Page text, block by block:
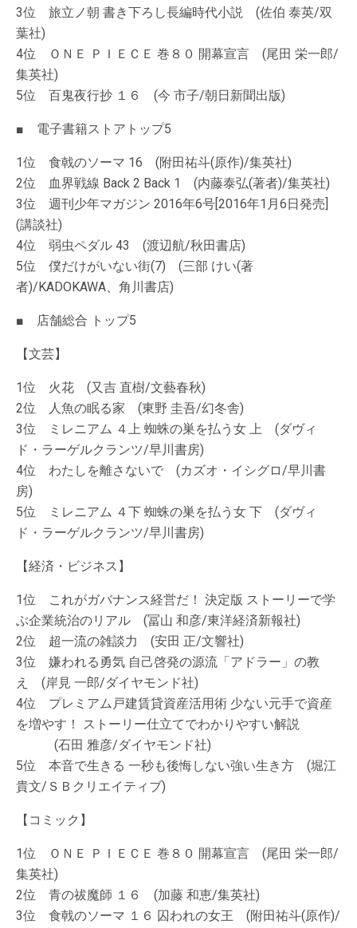
3位 旅立ノ朝 書き下ろし長編時代小説 (佐伯 泰英/双
葉社)
4位 ＯＮＥ ＰＩＥＣＥ 巻８０ 開幕宣言 (尾田 栄一郎/
集英社)
5位 百鬼夜行抄 １６ (今 市子/朝日新聞出版)
■ 電子書籍ストアトップ5
1位 食戟のソーマ 16 (附田祐斗(原作)/集英社)
2位 血界戦線 Back 2 Back 1 (内藤泰弘(著者)/集英社)
3位 週刊少年マガジン 2016年6号[2016年1月6日発売]
(講談社)
4位 弱虫ペダル 43 (渡辺航/秋田書店)
5位 僕だけがいない街(7) (三部 けい(著
者)/KADOKAWA、角川書店)
■ 店舗総合 トップ5
【文芸】
1位 火花 (又吉 直樹/文藝春秋)
2位 人魚の眠る家 (東野 圭吾/幻冬舎)
3位 ミレニアム ４上 蜘蛛の巣を払う女 上 (ダヴィ
ド・ラーゲルクランツ/早川書房)
4位 わたしを離さないで (カズオ・イシグロ/早川書
房)
5位 ミレニアム ４下 蜘蛛の巣を払う女 下 (ダヴィ
ド・ラーゲルクランツ/早川書房)
【経済・ビジネス】
1位 これがガバナンス経営だ！ 決定版 ストーリーで学
ぶ企業統治のリアル (冨山 和彦/東洋経済新報社)
2位 超一流の雑談力 (安田 正/文響社)
3位 嫌われる勇気 自己啓発の源流「アドラー」の教
え (岸見 一郎/ダイヤモンド社)
4位 プレミアム戸建賃貸資産活用術 少ない元手で資産
を増やす！ ストーリー仕立てでわかりやすい解説
(石田 雅彦/ダイヤモンド社)
5位 本音で生きる 一秒も後悔しない強い生き方 (堀江
貴文/ＳＢクリエイティブ)
【コミック】
1位 ＯＮＥ ＰＩＥＣＥ 巻８０ 開幕宣言 (尾田 栄一郎/
集英社)
2位 青の祓魔師 １６ (加藤 和恵/集英社)
3位 食戟のソーマ １６ 囚われの女王 (附田祐斗(原作)/